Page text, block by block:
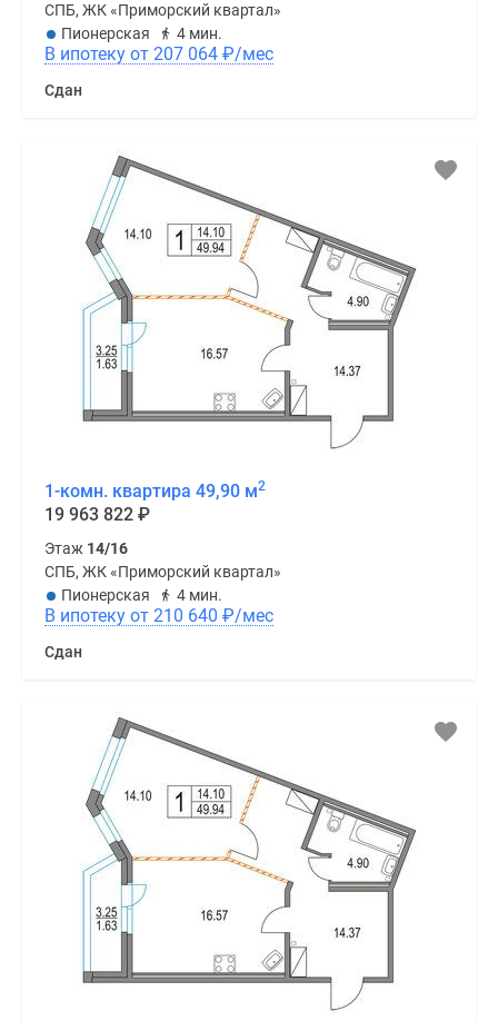
СПБ, ЖК «Приморский квартал»
Пионерская
4 мин.
В ипотеку от 207 064 ₽/мес
Сдан
1-комн. квартира 49,90 м2
19 963 822 ₽
Этаж 14/16
СПБ, ЖК «Приморский квартал»
Пионерская
4 мин.
В ипотеку от 210 640 ₽/мес
Сдан